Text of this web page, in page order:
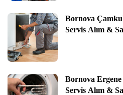
Bornova
Servis Alım &
Bornova
Servis Alım &